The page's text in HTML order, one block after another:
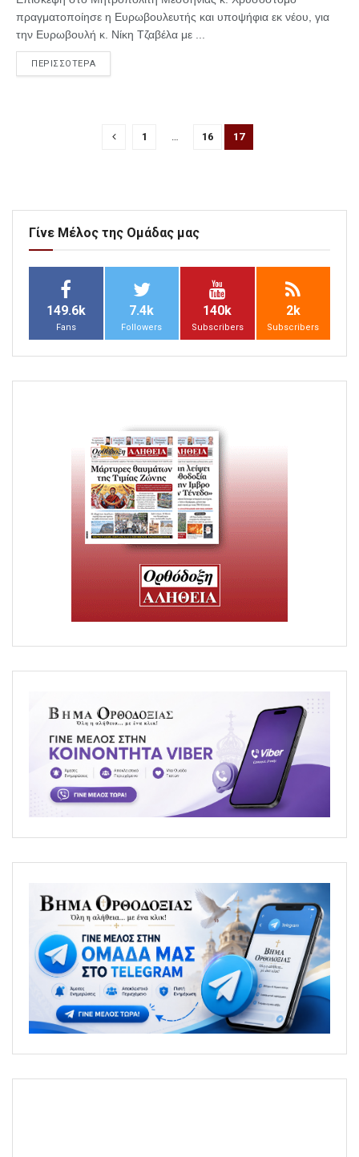
πραγματοποίησε η Ευρωβουλευτής και υποψήφια εκ νέου, για
την Ευρωβου­λή κ. Νίκη Τζαβέλα με ...
ΠΕΡΙΣΣΟΤΕΡΑ
1 … 16 17
Γίνε Μέλος της Ομάδας μας
149.6k
Fans
7.4k
Followers
140k
Subscribers
2k
Subscribers